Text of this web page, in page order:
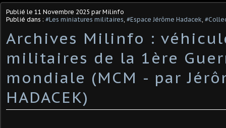
Publié le 11 Novembre 2025 par Milinfo
Publié dans : #Les miniatures militaires, #Espace Jérôme Hadacek,
Archives Milinfo :
militaires de la 1ère
mondiale (MCM - par
HADACEK)